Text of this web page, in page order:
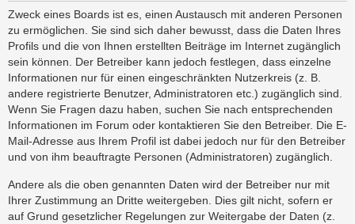
Zweck eines Boards ist es, einen Austausch mit anderen Personen
zu ermöglichen. Sie sind sich daher bewusst, dass die Daten Ihres
Profils und die von Ihnen erstellten Beiträge im Internet zugänglich
sein können. Der Betreiber kann jedoch festlegen, dass einzelne
Informationen nur für einen eingeschränkten Nutzerkreis (z. B.
andere registrierte Benutzer, Administratoren etc.) zugänglich sind.
Wenn Sie Fragen dazu haben, suchen Sie nach entsprechenden
Informationen im Forum oder kontaktieren Sie den Betreiber. Die E-
Mail-Adresse aus Ihrem Profil ist dabei jedoch nur für den Betreiber
und von ihm beauftragte Personen (Administratoren) zugänglich.
Andere als die oben genannten Daten wird der Betreiber nur mit
Ihrer Zustimmung an Dritte weitergeben. Dies gilt nicht, sofern er
auf Grund gesetzlicher Regelungen zur Weitergabe der Daten (z.